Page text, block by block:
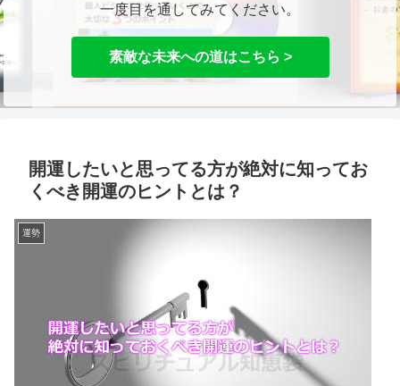
一度目を通してみてください。
素敵な未来への道はこちら >
開運したいと思ってる方が絶対に知ってお
くべき開運のヒントとは？
運勢